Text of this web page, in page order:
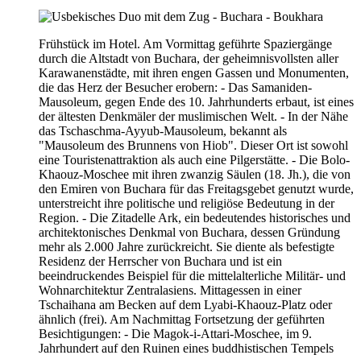
Frühstück im Hotel. Am Vormittag geführte Spaziergänge
durch die Altstadt von Buchara, der geheimnisvollsten aller
Karawanenstädte, mit ihren engen Gassen und Monumenten,
die das Herz der Besucher erobern: - Das Samaniden-
Mausoleum, gegen Ende des 10. Jahrhunderts erbaut, ist eines
der ältesten Denkmäler der muslimischen Welt. - In der Nähe
das Tschaschma-Ayyub-Mausoleum, bekannt als
"Mausoleum des Brunnens von Hiob". Dieser Ort ist sowohl
eine Touristenattraktion als auch eine Pilgerstätte. - Die Bolo-
Khaouz-Moschee mit ihren zwanzig Säulen (18. Jh.), die von
den Emiren von Buchara für das Freitagsgebet genutzt wurde,
unterstreicht ihre politische und religiöse Bedeutung in der
Region. - Die Zitadelle Ark, ein bedeutendes historisches und
architektonisches Denkmal von Buchara, dessen Gründung
mehr als 2.000 Jahre zurückreicht. Sie diente als befestigte
Residenz der Herrscher von Buchara und ist ein
beeindruckendes Beispiel für die mittelalterliche Militär- und
Wohnarchitektur Zentralasiens. Mittagessen in einer
Tschaihana am Becken auf dem Lyabi-Khaouz-Platz oder
ähnlich (frei). Am Nachmittag Fortsetzung der geführten
Besichtigungen: - Die Magok-i-Attari-Moschee, im 9.
Jahrhundert auf den Ruinen eines buddhistischen Tempels